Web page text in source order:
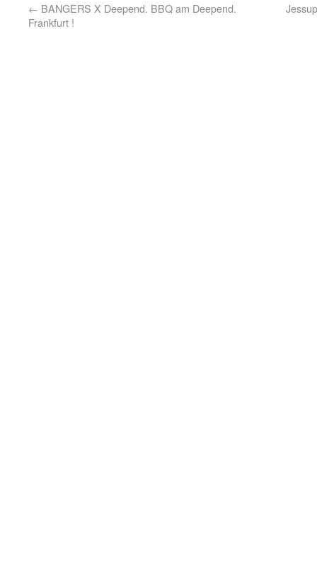
← BANGERS X Deepend. BBQ am Deepend.
Frankfurt !